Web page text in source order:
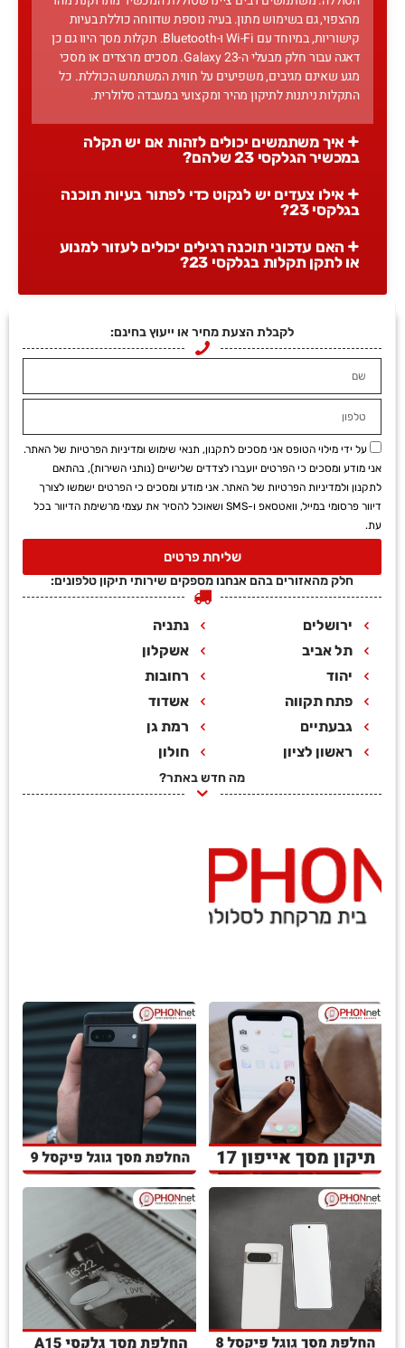
מהצפוי, גם בשימוש מתון. בעיה נוספת שדווחה כוללת בעיות
קישוריות, במיוחד עם Wi-Fi ו-Bluetooth. תקלות מסך היוו גם כן
דאגה עבור חלק מבעלי ה-Galaxy 23. מסכים מרצדים או מסכי
מגע שאינם מגיבים, משפיעים על חווית המשתמש הכוללת. כל
התקלות ניתנות לתיקון מהיר ומקצועי במעבדה סלולרית.
איך משתמשים יכולים לזהות אם יש תקלה
במכשיר הגלקסי 23 שלהם?
אילו צעדים יש לנקוט כדי לפתור בעיות תוכנה
בגלקסי 23?
האם עדכוני תוכנה רגילים יכולים לעזור למנוע
או לתקן תקלות בגלקסי 23?
לקבלת הצעת מחיר או ייעוץ בחינם:
על ידי מילוי הטופס אני מסכים לתקנון, תנאי שימוש ומדיניות הפרטיות של האתר.
אני מודע ומסכים כי הפרטים יועברו לצדדים שלישיים (נותני השירות), בהתאם
לתקנון ולמדיניות הפרטיות של האתר. אני מודע ומסכים כי הפרטים ישמשו לצורך
דיוור פרסומי במייל, וואטסאפ ו-SMS ושאוכל להסיר את עצמי מרשימת הדיוור בכל
שליחת פרטים
חלק מהאזורים בהם אנחנו מספקים שירותי תיקון טלפונים:
ירושלים
תל אביב
יהוד
פתח תקווה
גבעתיים
ראשון לציון
נתניה
אשקלון
רחובות
אשדוד
רמת גן
חולון
מה חדש באתר?